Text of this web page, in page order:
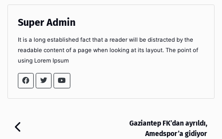
Super Admin
It is a long established fact that a reader will be distracted by the
readable content of a page when looking at its layout. The point of
using Lorem Ipsum
Gaziantep FK’dan ayrıldı,
Amedspor’a gidiyor